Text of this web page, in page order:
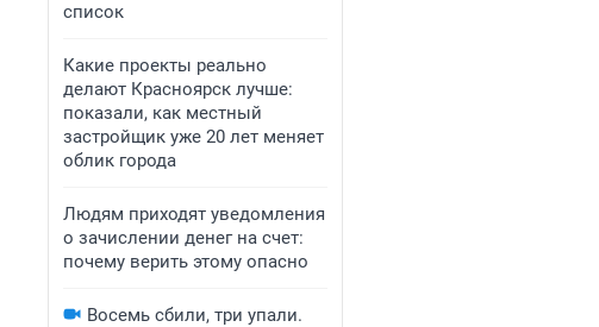
список
Какие проекты реально
делают Красноярск лучше:
показали, как местный
застройщик уже 20 лет меняет
облик города
Людям приходят уведомления
о зачислении денег на счет:
почему верить этому опасно
Восемь сбили, три упали.